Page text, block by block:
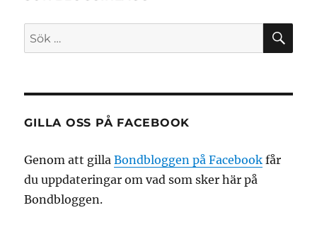
Sök
efter:
GILLA OSS PÅ FACEBOOK
Genom att gillaBondbloggen på Facebook får
du uppdateringar om vad som sker här på
Bondbloggen.